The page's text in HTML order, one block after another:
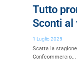
Tutto
Sconti al
1 Luglio 2025
Scatta la
Confcommercio...